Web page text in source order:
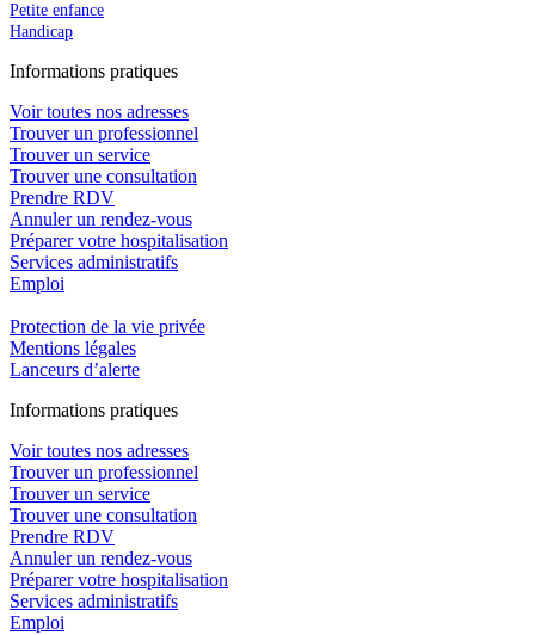
Petite enfance
Handicap
Informations pratiques
Voir toutes nos adresses
Trouver un professionnel
Trouver un service
Trouver une consultation
Prendre RDV
Annuler un rendez-vous
Préparer votre hospitalisation
Services administratifs
Emploi​
Protection de la vie privée
Mentions légales
Lanceurs d’alerte
Informations pratiques
Voir toutes nos adresses
Trouver un professionnel
Trouver un service
Trouver une consultation
Prendre RDV
Annuler un rendez-vous
Préparer votre hospitalisation
Services administratifs
Emploi​